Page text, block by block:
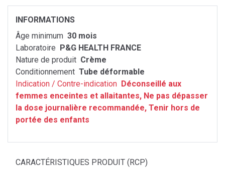
INFORMATIONS
Âge minimum 30 mois
Laboratoire P&G HEALTH FRANCE
Nature de produit Crème
Conditionnement Tube déformable
Indication / Contre-indication Déconseillé aux
femmes enceintes et allaitantes, Ne pas dépasser
la dose journalière recommandée, Tenir hors de
portée des enfants
CARACTÉRISTIQUES PRODUIT (RCP)